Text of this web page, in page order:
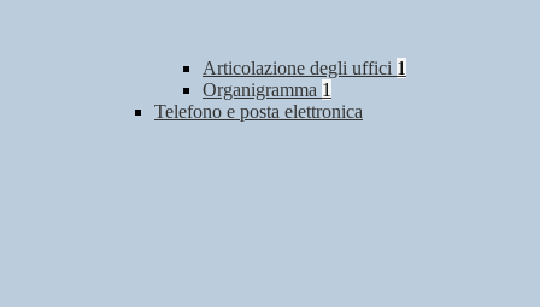
Articolazione degli uffici 1
Organigramma 1
Telefono e posta elettronica